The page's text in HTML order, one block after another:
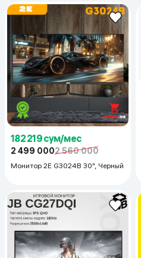
182 219 сум/мес
2 499 0002 560 000
Монитор 2E G3024B 30", Черный